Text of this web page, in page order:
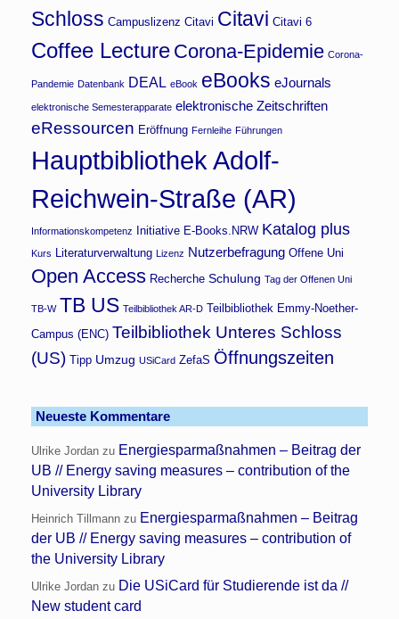
Schloss Campuslizenz Citavi Citavi Citavi 6
Coffee Lecture Corona-Epidemie Corona-
Pandemie Datenbank DEAL eBook eBooks eJournals
elektronische Semesterapparate elektronische Zeitschriften
eRessourcen Eröffnung Fernleihe Führungen
Hauptbibliothek Adolf-
Reichwein-Straße (AR)
Informationskompetenz Initiative E-Books.NRW Katalog plus
Kurs Literaturverwaltung Lizenz Nutzerbefragung Offene Uni
Open Access Recherche Schulung Tag der Offenen Uni
TB-W TB US Teilbibliothek AR-D Teilbibliothek Emmy-Noether-
Campus (ENC) Teilbibliothek Unteres Schloss
(US)
Tipp Umzug USiCard ZefaS Öffnungszeiten
Neueste Kommentare
Ulrike Jordan zu Energiesparmaßnahmen – Beitrag der
UB // Energy saving measures – contribution of the
University Library
Heinrich Tillmann zu Energiesparmaßnahmen – Beitrag
der UB // Energy saving measures – contribution of
the University Library
Ulrike Jordan zu Die USiCard für Studierende ist da //
New student card